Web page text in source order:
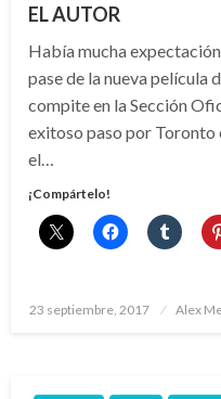
EL AUTOR
Había mucha
pase de la nueva película
compite en la Sección
exitoso paso por Toronto
el…
¡Compártelo!
Publicado
23 septiembre, 2017 Alex